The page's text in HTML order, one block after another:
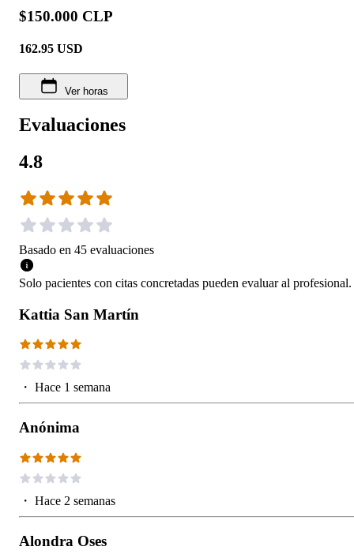
$150.000 CLP
162.95 USD
Ver horas
Evaluaciones
4.8
Basado en 45 evaluaciones
Solo pacientes con citas concretadas pueden evaluar al profesional.
Kattia San Martín
・ Hace 1 semana
Anónima
・ Hace 2 semanas
Alondra Oses